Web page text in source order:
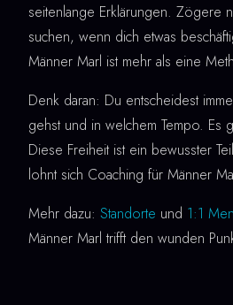
seitenlange Erklärungen. Zögere
suchen, wenn dich etwas
Männer Marl ist mehr als eine
Denk daran: Du entscheidest
gehst und in welchem Tempo. Es
Diese Freiheit ist ein bewusster
lohnt sich Coaching für Männer
Mehr dazu: Standorte und 1:1
Männer Marl trifft den wunden